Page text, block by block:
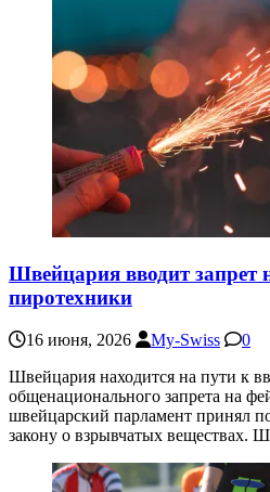
Швейцария вводит запрет
пиротехники
16 июня, 2026 My-Swiss
0
Швейцария находится на пути к
общенационального запрета на
швейцарский парламент принял
закону о взрывчатых веществах.